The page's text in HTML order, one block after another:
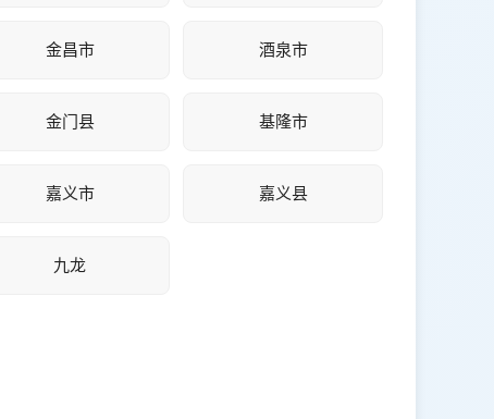
金昌市 酒泉市
金门县 基隆市
嘉义市 嘉义县
九龙